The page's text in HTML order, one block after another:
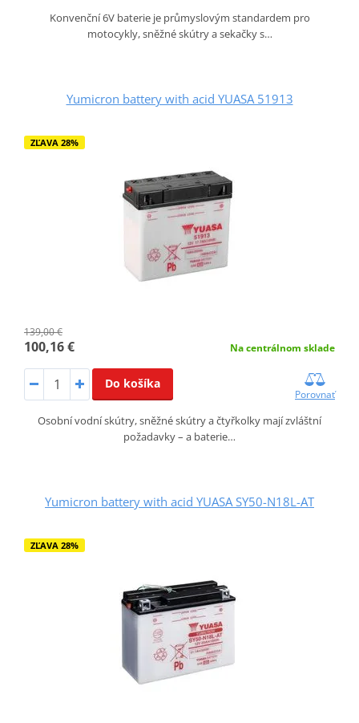
Konvenční 6V baterie je průmyslovým standardem pro
motocykly, sněžné skútry a sekačky s…
Yumicron battery with acid YUASA 51913
ZĽAVA 28%
139,00 €
100,16 € Na centrálnom sklade
Do košíka
Porovnať
Osobní vodní skútry, sněžné skútry a čtyřkolky mají zvláštní
požadavky – a baterie…
Yumicron battery with acid YUASA SY50-N18L-AT
ZĽAVA 28%